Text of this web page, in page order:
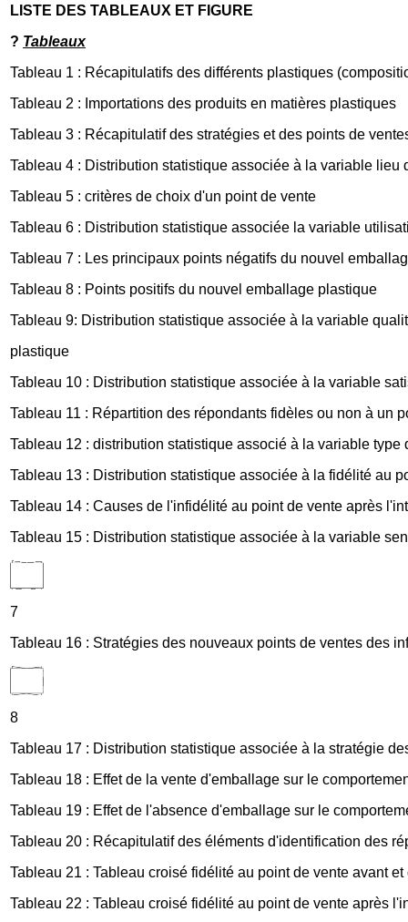
LISTE DES TABLEAUX ET FIGURE
? Tableaux
Tableau 1 : Récapitulatifs des différents plastiques
Tableau 2 : Importations des produits en matières plastiques
Tableau 3 : Récapitulatif des stratégies et des points de
Tableau 4 : Distribution statistique associée à la variable lieu
Tableau 5 : critères de choix d'un point de vente
Tableau 6 : Distribution statistique associée la variable
Tableau 7 : Les principaux points négatifs du nouvel
Tableau 8 : Points positifs du nouvel emballage plastique
Tableau 9: Distribution statistique associée à la variable
plastique
Tableau 10 : Distribution statistique associée à la variable
Tableau 11 : Répartition des répondants fidèles ou non à un
Tableau 12 : distribution statistique associé à la variable
Tableau 13 : Distribution statistique associée à la fidélité au
Tableau 14 : Causes de l'infidélité au point de vente après
Tableau 15 : Distribution statistique associée à la variable
7
Tableau 16 : Stratégies des nouveaux points de ventes des
8
Tableau 17 : Distribution statistique associée à la stratégie
Tableau 18 : Effet de la vente d'emballage sur le
Tableau 19 : Effet de l'absence d'emballage sur le
Tableau 20 : Récapitulatif des éléments d'identification des
Tableau 21 : Tableau croisé fidélité au point de vente avant
Tableau 22 : Tableau croisé fidélité au point de vente après